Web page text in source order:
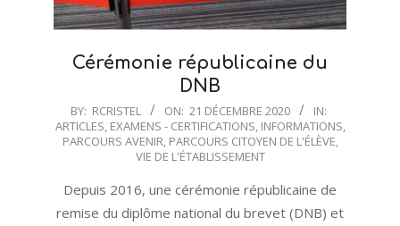
Cérémonie républicaine du
DNB
2020-
12-
BY: RCRISTEL ON: 21 DÉCEMBRE 2020
IN:
ARTICLES, EXAMENS - CERTIFICATIONS, INFORMATIONS,
PARCOURS AVENIR, PARCOURS CITOYEN DE L'ÉLÈVE,
VIE DE L'ÉTABLISSEMENT
Depuis 2016, une cérémonie républicaine de
remise du diplôme national du brevet (DNB) et